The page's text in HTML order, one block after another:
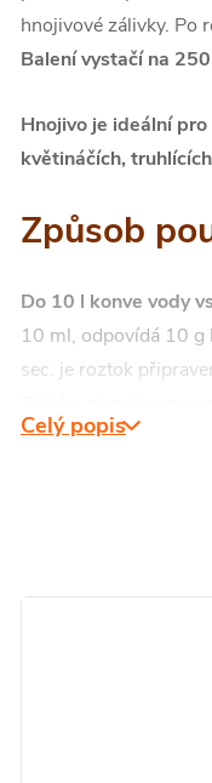
hnojivové zálivky. Po
Balení vystačí na
Hnojivo je ideální
květináčích,
Způsob
Do 10 l konve vody
10 ml, odpovídá 10 g
sec. je roztok
poloviny léta. Na list
konkrétním
0,5 kg balení vystačí
Celý popis